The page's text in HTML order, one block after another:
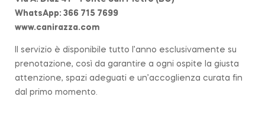
WhatsApp: 366 715 7699
www.canirazza.com
Il servizio è disponibile tutto l’anno esclusivamente su
prenotazione, così da garantire a ogni ospite la giusta
attenzione, spazi adeguati e un’accoglienza curata fin
dal primo momento.